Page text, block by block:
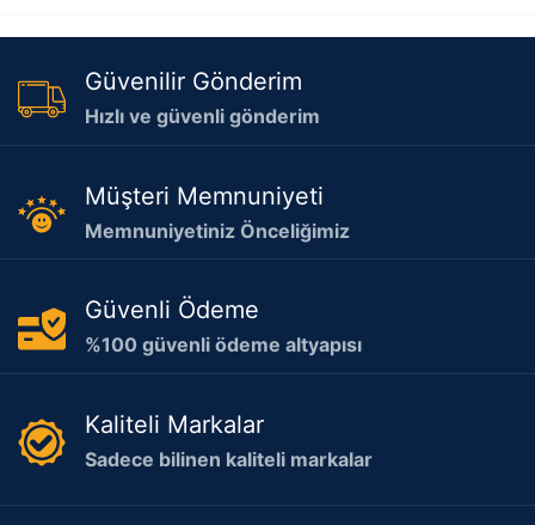
Güvenilir Gönderim
Hızlı ve güvenli gönderim
Müşteri Memnuniyeti
Memnuniyetiniz Önceliğimiz
Güvenli Ödeme
%100 güvenli ödeme altyapısı
Kaliteli Markalar
Sadece bilinen kaliteli markalar